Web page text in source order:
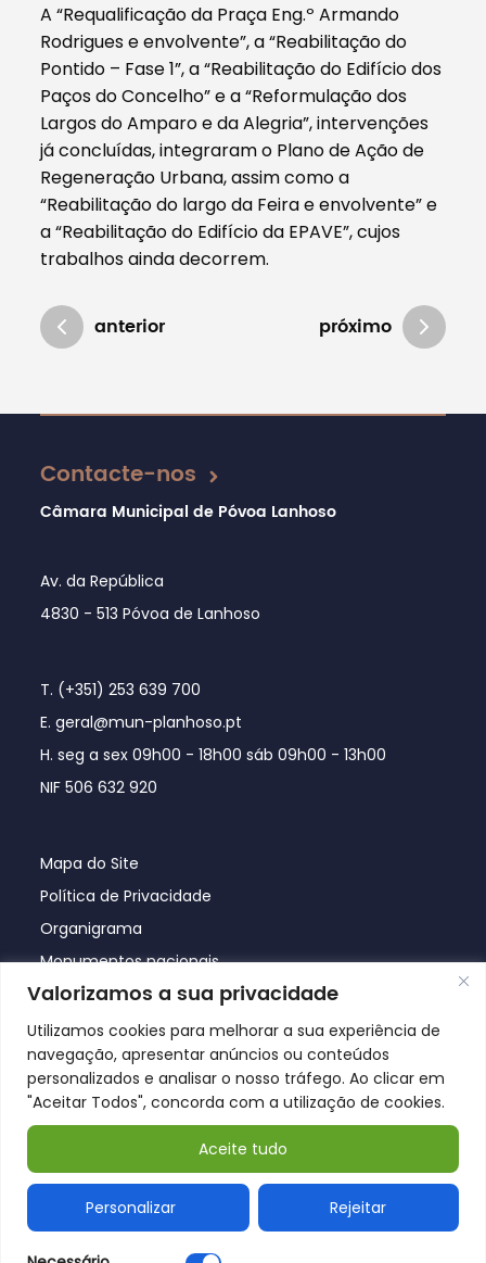
Valorizamos a sua privacidade
Utilizamos cookies para melhorar a sua experiência de
navegação, apresentar anúncios ou conteúdos
personalizados e analisar o nosso tráfego. Ao clicar em
"Aceitar Todos", concorda com a utilização de cookies.
Personalizar Rejeitar
Aceite tudo
A “Requalificação da Praça Eng.º Armando
Rodrigues e envolvente”, a “Reabilitação do
Pontido – Fase 1”, a “Reabilitação do Edifício dos
Paços do Concelho” e a “Reformulação dos
Largos do Amparo e da Alegria”, intervenções
já concluídas, integraram o Plano de Ação de
Regeneração Urbana, assim como a
“Reabilitação do largo da Feira e envolvente” e
a “Reabilitação do Edifício da EPAVE”, cujos
trabalhos ainda decorrem.
anterior próximo
Atualizado em 18/01/2021
Contacte-nos
Câmara Municipal de Póvoa Lanhoso
Av. da República
4830 - 513 Póvoa de Lanhoso
T. (+351) 253 639 700
E. geral@mun-planhoso.pt
H. seg a sex 09h00 - 18h00 sáb 09h00 - 13h00
NIF 506 632 920
Mapa do Site
Política de Privacidade
Organigrama
Monumentos nacionais
© Póvoa de Lanhoso 2026